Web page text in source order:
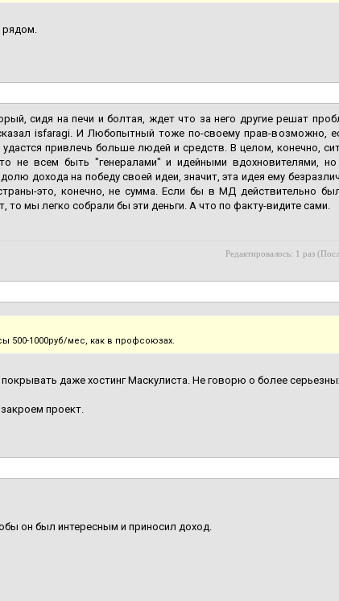
рядом.
сидя на печи и болтая, ждет что за него другие решат
isfaragi. И Любопытный тоже по-своему прав-возможно,
привлечь больше людей и средств. В целом, конечно,
не всем быть "генералами" и идейными вдохновителями,
дохода на победу своей идеи, значит, эта идея ему
это, конечно, не сумма. Если бы в МД действительно
то мы легко собрали бы эти деньги. А что по факту-видите сами.
Редактировалось: 1 раз
500-1000руб/мес, как в профсоюзах.
даже хостинг Маскулиста. Не говорю о более
проект.
он был интересным и приносил доход.